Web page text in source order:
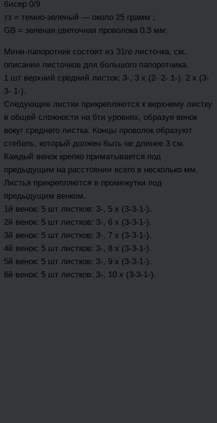
бисер 0/9
тз = темно-зеленый — около 25 грамм ;
GB = зеленая цветочная проволока 0.3 мм;
Мини-папоротник состоит из 31го листочка, см.
описание листочков для большого папоротника.
1 шт верхний средний листок: 3-, 3 х (2- 2- 1-), 2 х (3-
3- 1-).
Следующие листки прикрепляются к верхнему листку
в общей сложности на 6ти уровнях, образуя венок
вокуг среднего листка. Концы проволок образуют
стебель, который должен быть не длинее 3 см.
Каждый венок крепко приматывается под
предыдущим на расстоянии всего в несколько мм.
Листья прикрепляются в промежутки под
предыдущим венком.
1й венок: 5 шт листков: 3-, 5 х (3-3-1-).
2й венок: 5 шт листков: 3-, 6 х (3-3-1-).
3й венок: 5 шт листков: 3-, 7 х (3-3-1-).
4й венок: 5 шт листков: 3-, 8 х (3-3-1-).
5й венок: 5 шт листков: 3-, 9 х (3-3-1-).
6й венок: 5 шт листков: 3-, 10 х (3-3-1-).